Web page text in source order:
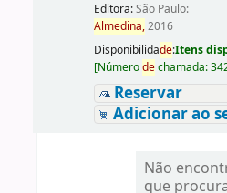
Editora:São Paulo:
Almedina,2016
Disponibilidade:Itens
[Númerodechamada:
Reservar
Adicionar ao
Não
que